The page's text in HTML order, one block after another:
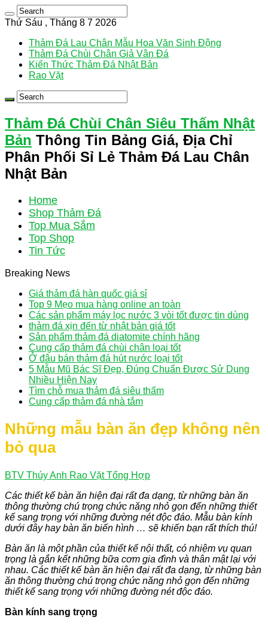
Thứ Sáu , Tháng 8 7 2026
Thảm Đá Lau Chân Mẫu Hoa Văn Sinh Động
Thảm Đá Chùi Chân Giả Vân Đá
Kiến Thức Thảm Đá Nhật Bản
Rao Vặt
Thảm Đá Chùi Chân Siêu Thấm Nhật
Bản Thông Tin Bảng Giá, Địa Chỉ
Phân Phối Sỉ Lẻ Thảm Đá Lau Chân
Nhật Bản
Home
Shop Thảm Đá
Top Mua Sắm
Top Shop
Tin Tức
Breaking News
Giá thảm đá hàn quốc giá sỉ
Top 9 Mẹo mua hàng online an toàn
Các sản phẩm máy lọc nước 3 vòi tốt được tin dùng
thảm đá xịn đến từ nhật bản giá tốt
Sản phẩm thảm đá diatomite chính hãng
Cung cấp thảm đá chùi chân loại tốt
Ở đâu bán thảm đá hút nước loại tốt
5 Mẫu Mũ Bác Sĩ Đẹp, Đúng Chuẩn Được Sử Dụng
Nhiều Hiện Nay
Tìm chỗ mua thảm đá siêu thấm
Cung cấp thảm đá nhà tắm
Những mẫu bàn ăn đẹp không nên
bỏ qua
BTV Thúy Anh Rao Vặt Tổng Hợp
Các thiết kế bàn ăn hiện đại rất đa dạng, từ những bàn ăn
thông thường chú trọng chức năng nhỏ gọn đến những thiết
kế sang trọng với những đường nét độc đáo. Mẫu bàn kính
dưới đây hay bàn ăn biến hình … sẽ khiến bạn rất thích thú!
Bàn ăn là một phần của thiết kế nội thất, có nhiệm vụ quan
trọng là gắn kết những bữa cơm gia đình và thân mật lại với
nhau. Các thiết kế bàn ăn hiện đại rất đa dạng, từ những bàn
ăn thông thường chú trọng chức năng nhỏ gọn đến những
thiết kế sang trọng với những đường nét độc đáo.
Bàn kính sang trọng